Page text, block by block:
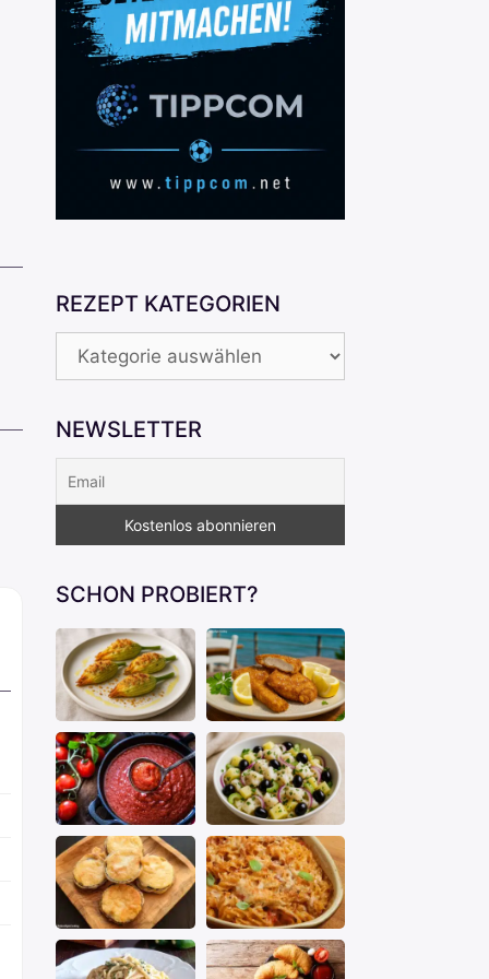
REZEPT KATEGORIEN
REZEPT
KATEGORIEN
NEWSLETTER
SCHON PROBIERT?